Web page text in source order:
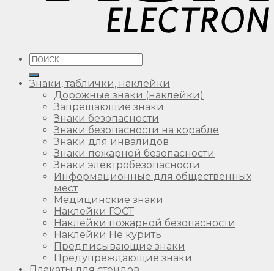
Искать:
Знаки, таблички, наклейки
Дорожные знаки (наклейки)
Запрещающие знаки
Знаки безопасности
Знаки безопасности на корабле
Знаки для инвалидов
Знаки пожарной безопасности
Знаки электробезопасности
Информационные для общественных
мест
Медицинские знаки
Наклейки ГОСТ
Наклейки пожарной безопасности
Наклейки Не курить
Предписывающие знаки
Предупреждающие знаки